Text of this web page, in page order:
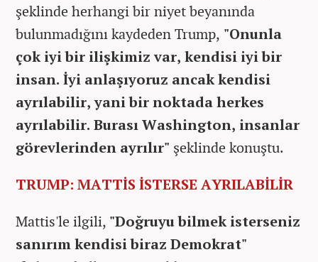
şeklinde herhangi bir niyet beyanında
bulunmadığını kaydeden Trump, "Onunla
çok iyi bir ilişkimiz var, kendisi iyi bir
insan. İyi anlaşıyoruz ancak kendisi
ayrılabilir, yani bir noktada herkes
ayrılabilir. Burası Washington, insanlar
görevlerinden ayrılır" şeklinde konuştu.
TRUMP: MATTİS İSTERSE AYRILABİLİR
Mattis'le ilgili, "Doğruyu bilmek isterseniz
sanırım kendisi biraz Demokrat"